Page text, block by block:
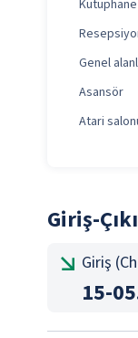
Kütüphane
Genel
Asansör
Atari
Giriş-
Giriş
15-